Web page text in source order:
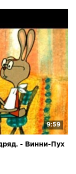
9:59
- Винни-Пух